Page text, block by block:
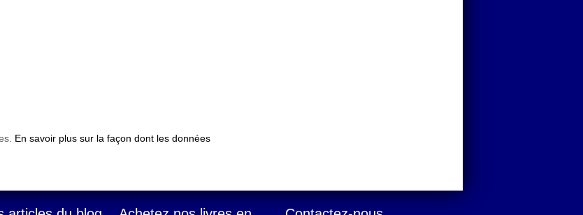
En savoir plus sur la façon dont les données